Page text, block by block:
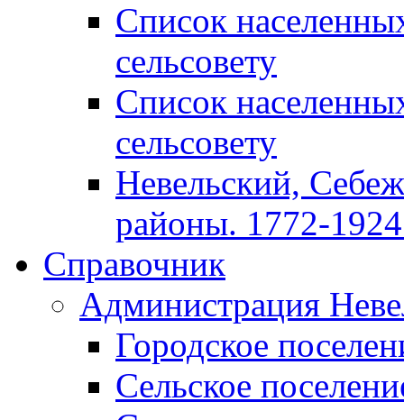
Список
сельсовету
Список
сельсовету
Невельский,
районы. 1772-1924
Справочник
Администрация
Городское
Сельское